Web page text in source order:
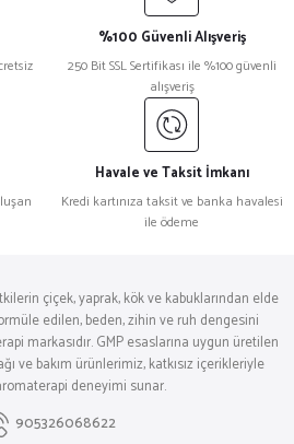
%100 Güvenli Alışveriş
250 Bit SSL Sertifikası ile %100 güvenli
alışveriş
Havale ve Taksit İmkanı
Kredi kartınıza taksit ve banka havalesi
ile ödeme
çiçek, yaprak, kök ve kabuklarından elde
edilen, beden, zihin ve ruh dengesini
markasıdır. GMP esaslarına uygun üretilen
ve bakım ürünlerimiz, katkısız içerikleriyle
deneyimi sunar.
905326068622